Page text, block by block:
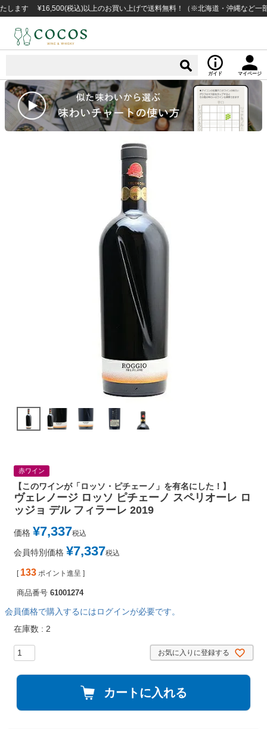
¥16,500(税込)以上のお買い上げで送料無料！（※北海道・沖縄など一部例外
ガイド マイページ
赤ワイン
【このワインが「ロッソ・ピチェーノ」を有名にした！】
ヴェレノージ ロッソ ピチェーノ スペリオーレ ロ
ッジョ デル フィラーレ 2019
価格 ¥7,337税込
会員特別価格 ¥7,337税込
[ 133 ポイント進呈 ]
商品番号 61001274
会員価格で購入するにはログインが必要です。
在庫数
2
お気に入りに登録する
カートに入れる